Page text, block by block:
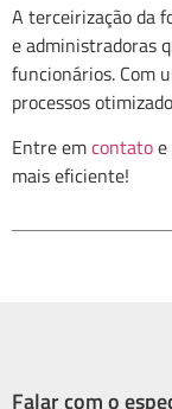
A terceirização da
e administradoras
funcionários. Com
processos
Entre emcontato
mais eficiente!
Falar com o